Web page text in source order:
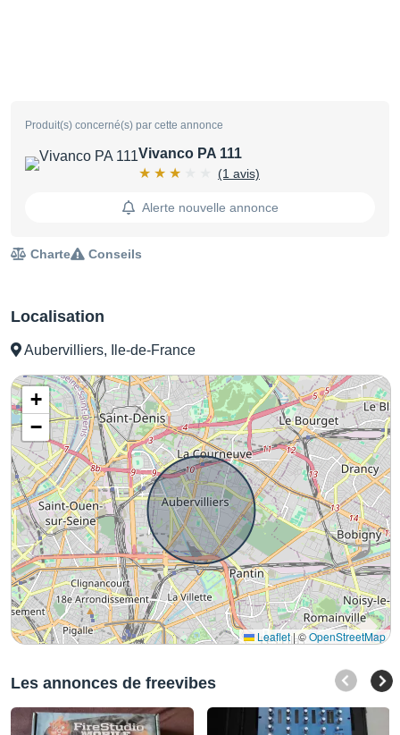
Localisation
Aubervilliers, Ile-de-France
+
−
Leaflet |©OpenStreetMap
Les annonces de freevibes
Produit(s) concerné(s) par cette annonce
Vivanco PA 111
(1 avis)
Alerte nouvelle annonce
Charte Conseils